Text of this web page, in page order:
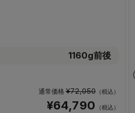
1160g前後
通常価格¥72,050（税込）
¥64,790 （税込）